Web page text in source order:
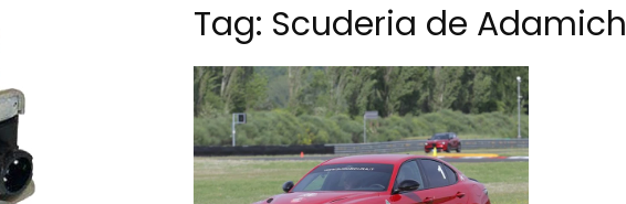
Tag: Scuderia de Adamich